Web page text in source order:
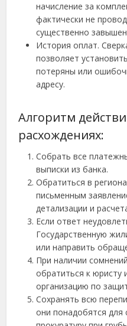
начисление за
фактически не
существенно
История оплат.
позволяет
потеряны или
адресу.
Алгоритм
расхождениях:
Собрать все
выписки из банка.
Обратиться в
письменным
детализации и
Если ответ
Государственную
или направить
При наличии
обратиться к
организацию по
Сохранять всю
они понадобятся для